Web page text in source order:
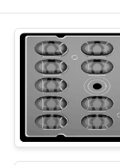
পণ্য
আমাদের
সম্বন্ধে
কারখানা
LED